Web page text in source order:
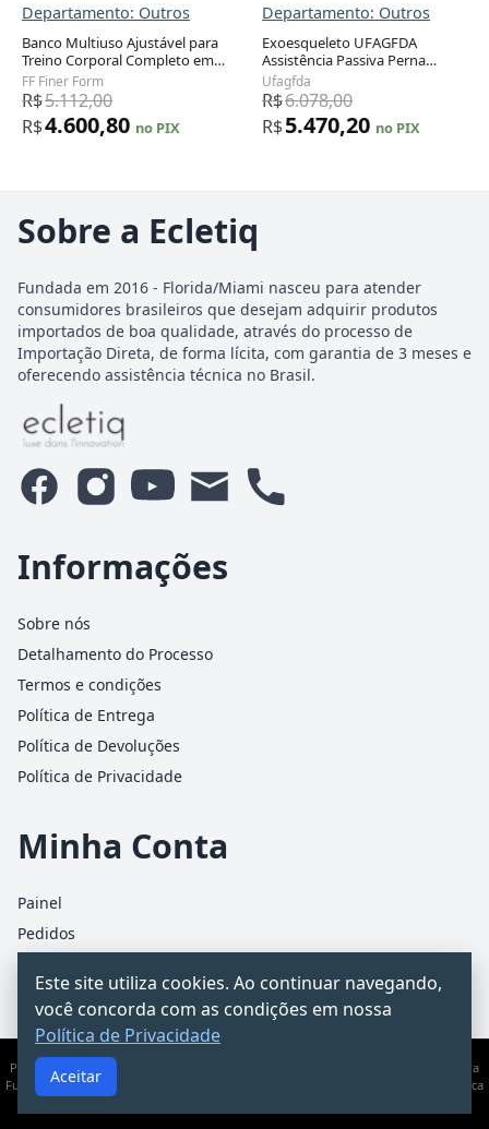
Departamento: Outros
Banco Multiuso Ajustável para
Treino Corporal Completo em
Casa, FF FINER FORM, Preto
FF Finer Form
R$5.112,00
R$4.600,80 no PIX
Departamento: Outros
Exoesqueleto UFAGFDA
Assistência Passiva Perna
Direita 1,05 kg 3 Níveis de Força
Ufagfda
R$6.078,00
R$5.470,20 no PIX
Sobre a Ecletiq
Fundada em 2016 - Florida/Miami nasceu para atender
consumidores brasileiros que desejam adquirir produtos
importados de boa qualidade, através do processo de
Importação Direta, de forma lícita, com garantia de 3 meses e
oferecendo assistência técnica no Brasil.
Informações
Sobre nós
Detalhamento do Processo
Termos e condições
Política de Entrega
Política de Devoluções
Política de Privacidade
Minha Conta
Painel
Pedidos
Carrinho
PCChacur Intermediação · CNPJ 31.928.499/0001-25 · Rua James Holland, 95 – Barra
Funda, São Paulo/SP · Documento informativo — não substitui consultoria jurídica
Este site utiliza cookies. Ao continuar navegando,
você concorda com as condições em nossa
Política de Privacidade
Aceitar